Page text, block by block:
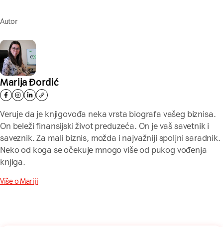
Autor
Marija Đorđić
Veruje da je knjigovođa neka vrsta biografa vašeg biznisa.
On beleži finansijski život preduzeća. On je vaš savetnik i
saveznik. Za mali biznis, možda i najvažniji spoljni saradnik.
Neko od koga se očekuje mnogo više od pukog vođenja
knjiga.
Više o Mariji